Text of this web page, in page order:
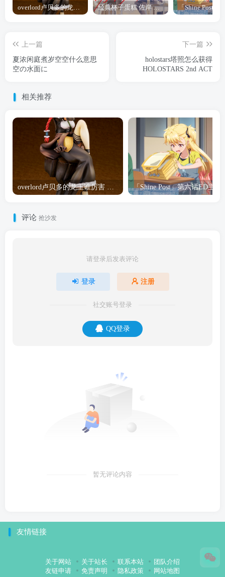
overlord卢贝多的龙王谁厉害 「Overlord」露普斯蕾琪娜·贝塔手办开订 经典杯子蛋糕 佐岸 漫画「经典杯子蛋糕」宣布真人日剧化
上一篇
夏浓闲庭煮岁空空什么意思
空の水面に
下一篇
holostars塔照怎么获得
HOLOSTARS 2nd ACT
相关推荐
评论 抢沙发
请登录后发表评论
登录 注册
社交账号登录
QQ登录
暂无评论内容
友情链接
关于网站 关于站长 联系本站
团队介绍
友链申请
免责声明 隐私政策 网站地图